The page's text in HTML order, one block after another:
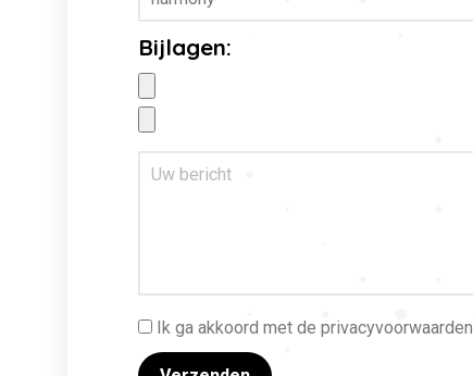
Bijlagen:
Ik ga akkoord met de privacyvoorwaarden.